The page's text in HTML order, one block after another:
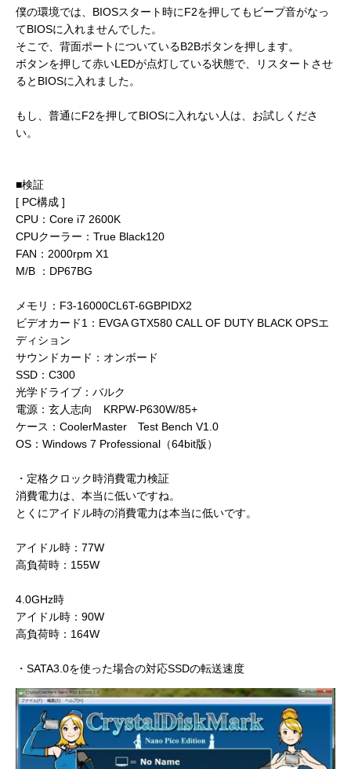
僕の環境では、BIOSスタート時にF2を押してもビープ音がなっ
てBIOSに入れませんでした。
そこで、背面ポートについているB2Bボタンを押します。
ボタンを押して赤いLEDが点灯している状態で、リスタートさせ
るとBIOSに入れました。
もし、普通にF2を押してBIOSに入れない人は、お試しくださ
い。
■検証
[ PC構成 ]
CPU：Core i7 2600K
CPUクーラー：True Black120
FAN：2000rpm X1
M/B ：DP67BG
メモリ：F3-16000CL6T-6GBPIDX2
ビデオカード1：EVGA GTX580 CALL OF DUTY BLACK OPSエ
ディション
サウンドカード：オンボード
SSD：C300
光学ドライブ：バルク
電源：玄人志向 KRPW-P630W/85+
ケース：CoolerMaster Test Bench V1.0
OS：Windows 7 Professional（64bit版）
・定格クロック時消費電力検証
消費電力は、本当に低いですね。
とくにアイドル時の消費電力は本当に低いです。
アイドル時：77W
高負荷時：155W
4.0GHz時
アイドル時：90W
高負荷時：164W
・SATA3.0を使った場合の対応SSDの転送速度